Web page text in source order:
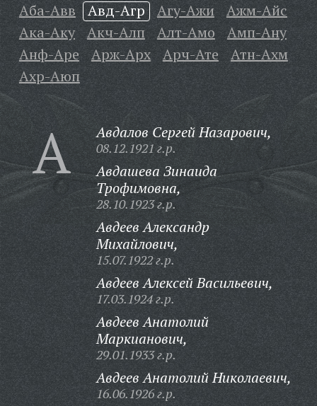
Аба-Авв Авд-Агр Агу-Ажи
Ажм-Айс
Ака-Аку
Акч-Алп Алт-Амо
Амп-Ану
Анф-Аре
Арж-Арх Арч-Ате
Атн-Ахм
Ахр-Аюп
А Авдалов Сергей Назарович,
08.12.1921 г.р.
Авдашева Зинаида
Трофимовна,
28.10.1923 г.р.
Авдеев Александр
Михайлович,
15.07.1922 г.р.
Авдеев Алексей Васильевич,
17.03.1924 г.р.
Авдеев Анатолий
Маркианович,
29.01.1933 г.р.
Авдеев Анатолий Николаевич,
16.06.1926 г.р.